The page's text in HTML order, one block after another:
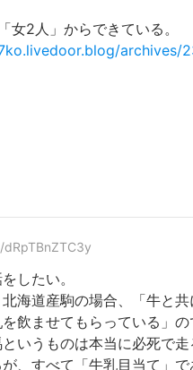
女2人」からできている。
archives/
したい。
海道産駒の場合、「牛と共
飲ませてもらっている」の
いうものは本当に必死で走
、すべて「牛乳目当て」で